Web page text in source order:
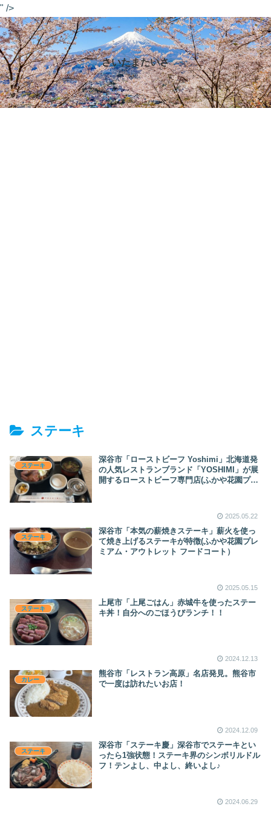
" />
さいたまたいさ
ステーキ
ステーキ
深谷市「ローストビーフ Yoshimi」北海道発
の人気レストランブランド「YOSHIMI」が展
開するローストビーフ専門店(ふかや花園プレ
2025.05.22
ステーキ
深谷市「本気の薪焼きステーキ」薪火を使っ
て焼き上げるステーキが特徴(ふかや花園プレ
ミアム・アウトレット フードコート）
2025.05.15
ステーキ
上尾市「上尾ごはん」赤城牛を使ったステー
キ丼！自分へのごほうびランチ！！
2024.12.13
カレー
熊谷市「レストラン高原」名店発見。熊谷市
で一度は訪れたいお店！
2024.12.09
ステーキ
深谷市「ステーキ慶」深谷市でステーキとい
ったら1強状態！ステーキ界のシンボリルドル
フ！テンよし、中よし、終いよし♪
2024.06.29